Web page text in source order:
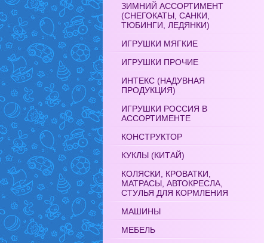
ЗИМНИЙ АССОРТИМЕНТ
(СНЕГОКАТЫ, САНКИ,
ТЮБИНГИ, ЛЕДЯНКИ)
ИГРУШКИ МЯГКИЕ
ИГРУШКИ ПРОЧИЕ
ИНТЕКС (НАДУВНАЯ
ПРОДУКЦИЯ)
ИГРУШКИ РОССИЯ В
АССОРТИМЕНТЕ
КОНСТРУКТОР
КУКЛЫ (КИТАЙ)
КОЛЯСКИ, КРОВАТКИ,
МАТРАСЫ, АВТОКРЕСЛА,
СТУЛЬЯ ДЛЯ КОРМЛЕНИЯ
МАШИНЫ
МЕБЕЛЬ